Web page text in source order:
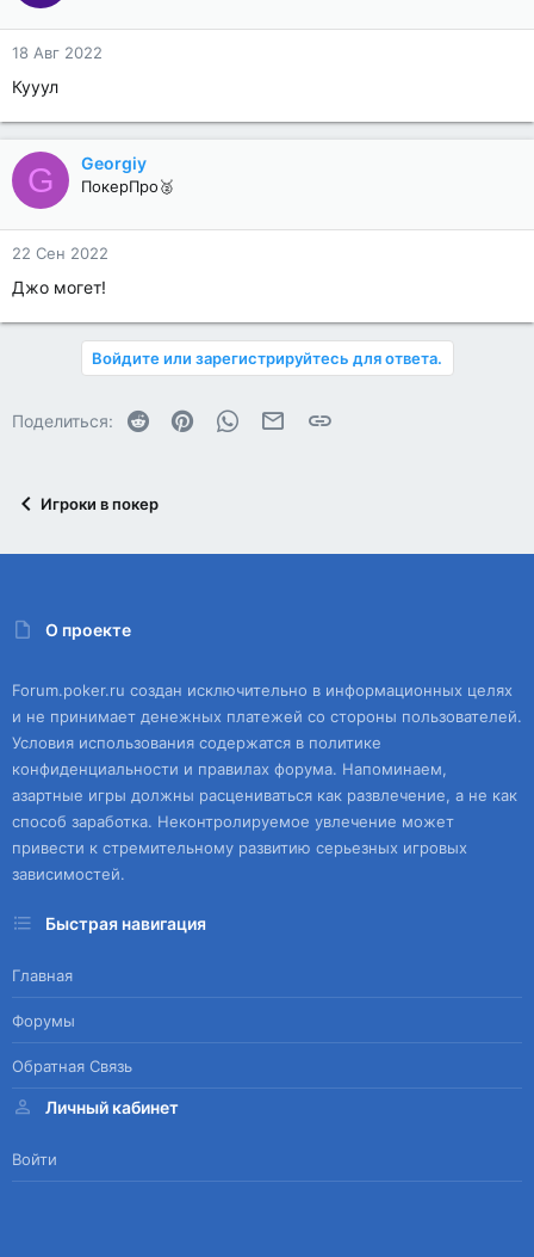
18 Авг 2022
Кууул
G Georgiy
ПокерПро🥈
22 Сен 2022
Джо могет!
Войдите или зарегистрируйтесь для ответа.
Поделиться: Reddit PinterestWhatsAppЭлектронная почта
Ссылка
Игроки в покер
О проекте
Forum.poker.ru создан исключительно в информационных целях
и не принимает денежных платежей со стороны пользователей.
Условия использования содержатся в политике
конфиденциальности и правилах форума. Напоминаем,
азартные игры должны расцениваться как развлечение, а не как
способ заработка. Неконтролируемое увлечение может
привести к стремительному развитию серьезных игровых
зависимостей.
Быстрая навигация
Главная
Форумы
Обратная Связь
Личный кабинет
Войти